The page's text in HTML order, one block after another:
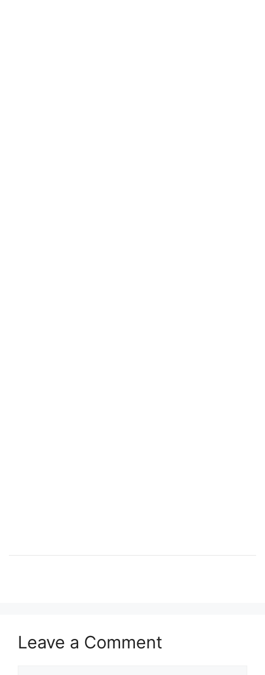
Leave a Comment